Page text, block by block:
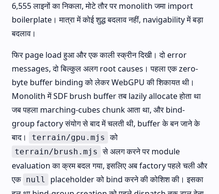
6,555 लाइनों का निकला, मोटे तौर पर monolith जमा import
boilerplate। मात्रा में कोई शुद्ध बदलाव नहीं, navigability में बड़ा
बदलाव।
फिर page load हुआ और एक काली स्क्रीन दिखी। दो error
messages, दो बिल्कुल अलग root causes। पहला एक zero-
byte buffer binding को लेकर WebGPU की शिकायत थी।
Monolith में SDF brush buffer तब lazily allocate होता था
जब पहला marching-cubes chunk आता था, और bind-
group factory संयोग से बाद में चलती थी, buffer के बन जाने के
बाद।
terrain/gpu.mjs को
terrain/brush.mjs से अलग करने पर module
evaluation का क्रम बदल गया, इसलिए अब factory पहले चली और
एक null
placeholder को bind करने की कोशिश की। इसका